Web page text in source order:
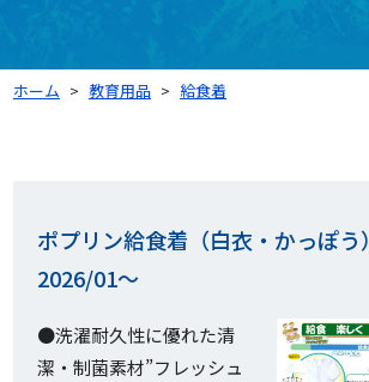
ホーム 教育用品 給食着
ポプリン給食着（白衣・かっぽう）
2026/01～
●洗濯耐久性に優れた清
潔・制菌素材”フレッシュ